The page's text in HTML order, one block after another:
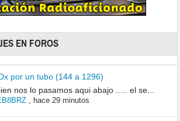
EN FOROS
por un tubo (144 a 1296)
nos lo pasamos aqui abajo ..... el se...
, hace 29 minutos